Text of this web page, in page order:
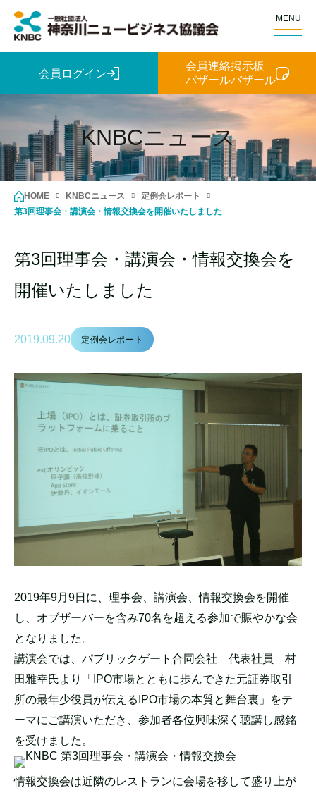
MENU
会員ログイン
会員連絡掲示板
バザールバザール
KNBCニュース
HOME KNBCニュース
定例会レポート
第3回理事会・講演会・情報交換会を開催いたしました
第3回理事会・講演会・情報交換会を
開催いたしました
2019.09.20 定例会レポート
2019年9月9日に、理事会、講演会、情報交換会を開催
し、オブザーバーを含み70名を超える参加で賑やかな会
となりました。
講演会では、パブリックゲート合同会社 代表社員 村
田雅幸氏より「IPO市場とともに歩んできた元証券取引
所の最年少役員が伝えるIPO市場の本質と舞台裏」をテ
ーマにご講演いただき、参加者各位興味深く聴講し感銘
を受け ました。
情報交換会は近隣のレストランに会場を移して盛り上が